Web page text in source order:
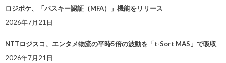
ロジポケ、「パスキー認証（MFA）」機能をリリース
2026年7月21日
NTTロジスコ、エンタメ物流の平時5倍の波動を「t-Sort MAS」で吸収
2026年7月21日